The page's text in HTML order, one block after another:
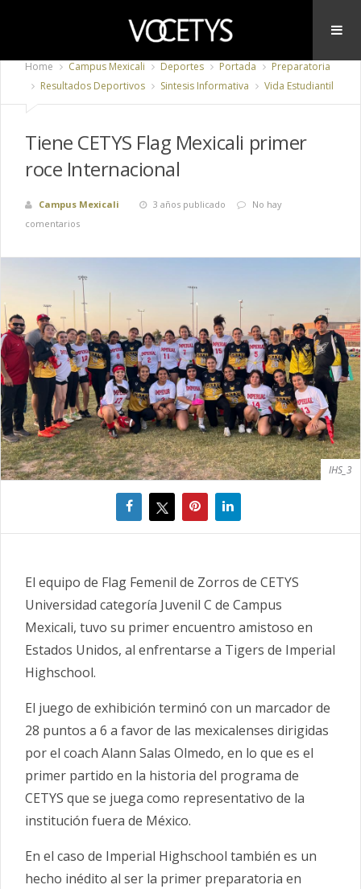
Home Campus Mexicali Deportes Portada
Preparatoria
Resultados Deportivos
Sintesis Informativa Vida Estudiantil
Tiene CETYS Flag Mexicali primer
roce Internacional
Campus Mexicali 3 años publicado
No hay
comentarios
IHS_3
El equipo de Flag Femenil de Zorros de CETYS
Universidad categoría Juvenil C de Campus
Mexicali, tuvo su primer encuentro amistoso en
Estados Unidos, al enfrentarse a Tigers de Imperial
Highschool.
El juego de exhibición terminó con un marcador de
28 puntos a 6 a favor de las mexicalenses dirigidas
por el coach Alann Salas Olmedo, en lo que es el
primer partido en la historia del programa de
CETYS que se juega como representativo de la
institución fuera de México.
En el caso de Imperial Highschool también es un
hecho inédito al ser la primer preparatoria en